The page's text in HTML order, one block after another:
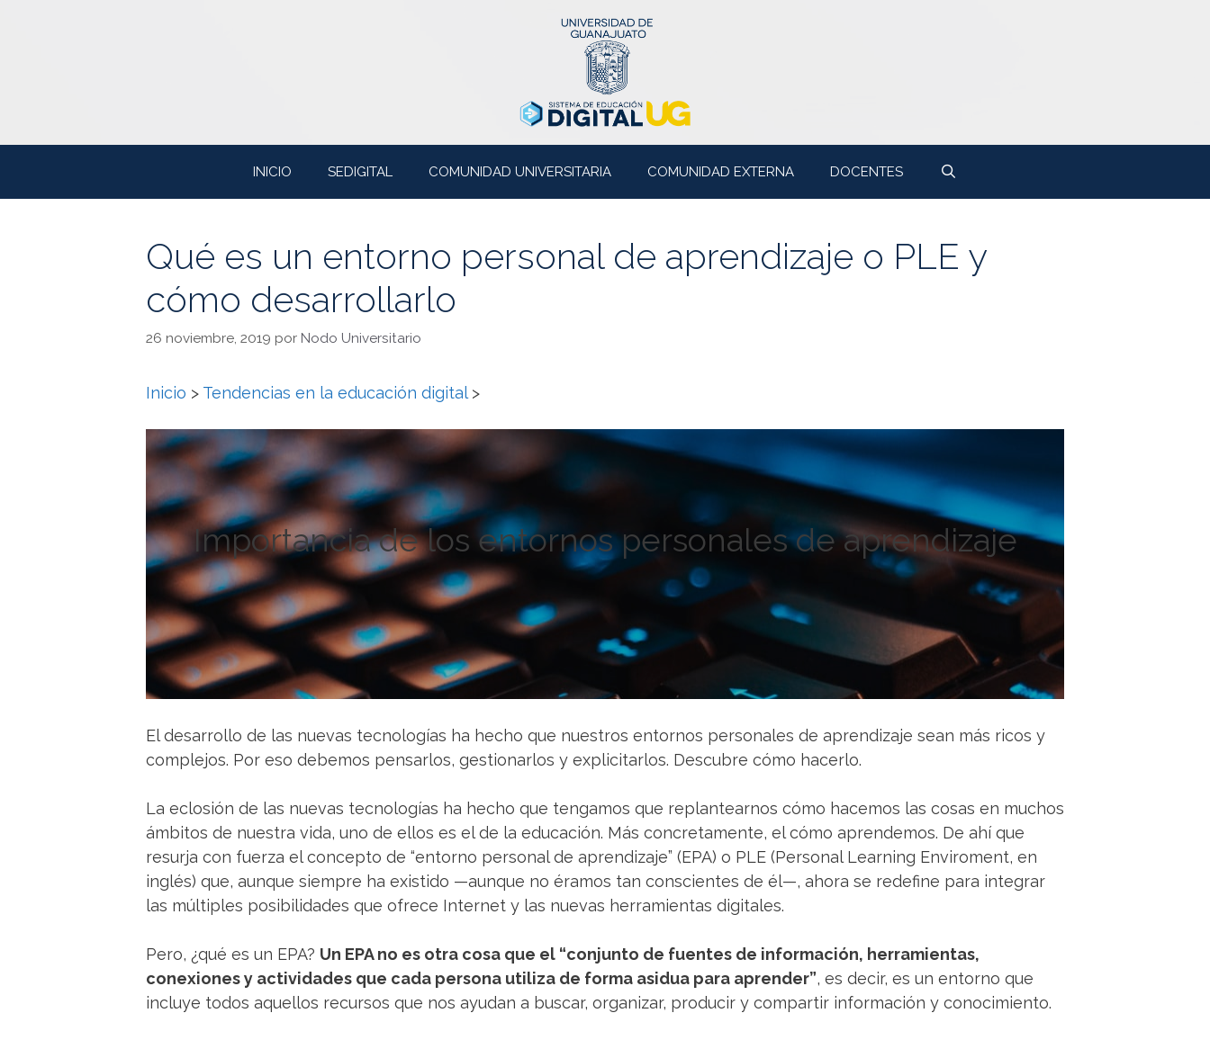
INICIO SEDIGITAL COMUNIDAD UNIVERSITARIA COMUNIDAD EXTERNA DOCENTES
Qué es un entorno personal de aprendizaje o PLE y
cómo desarrollarlo
26 noviembre, 2019 por Nodo Universitario
Inicio > Tendencias en la educación digital>
Importancia de los entornos personales de aprendizaje
El desarrollo de las nuevas tecnologías ha hecho que nuestros entornos personales de aprendizaje sean más ricos y
complejos. Por eso debemos pensarlos, gestionarlos y explicitarlos. Descubre cómo hacerlo.
La eclosión de las nuevas tecnologías ha hecho que tengamos que replantearnos cómo hacemos las cosas en muchos
ámbitos de nuestra vida, uno de ellos es el de la educación. Más concretamente, el cómo aprendemos. De ahí que
resurja con fuerza el concepto de “entorno personal de aprendizaje” (EPA) o PLE (Personal Learning Enviroment, en
inglés) que, aunque siempre ha existido —aunque no éramos tan conscientes de él—, ahora se redefine para integrar
las múltiples posibilidades que ofrece Internet y las nuevas herramientas digitales.
Pero, ¿qué es un EPA? Un EPA no es otra cosa que el “conjunto de fuentes de información, herramientas,
conexiones y actividades que cada persona utiliza de forma asidua para aprender”, es decir, es un entorno que
incluye todos aquellos recursos que nos ayudan a buscar, organizar, producir y compartir información y conocimiento.